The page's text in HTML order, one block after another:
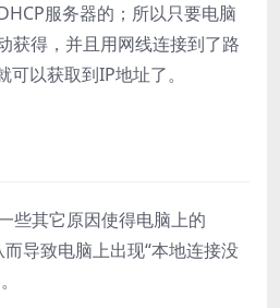
服务器的；所以只要电脑
获得，并且用网线连接到了路
以获取到IP地址了。
些其它原因使得电脑上的
导致电脑上出现“本地连接没